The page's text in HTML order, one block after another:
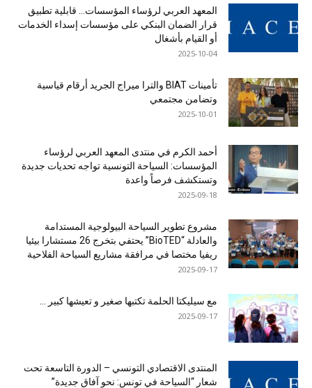
المعهد العربي لرؤساء المؤسسات… قابلية تطبيق
قرار الضمان البنكي على مؤسسات إسداء الخدمات
أو القيام بأشغال
2025-10-04
تأمينات BIAT والترا ميراج الجريد أرقام قياسية
وتضامن مجتمعي
2025-10-01
أحمد الكرم في منتدى المعهد العربي لرؤساء
المؤسسات: السياحة التونسية تواجه تحديات جديدة
وتستكشف فرصاً واعدة
2025-09-18
مشروع تطوير السياحة البيولوجية المستدامة
والعادلة “BioTED” يحتفي بتخرج 26 مستشارا بيئيا
ريفيا مختصا في مرافقة مشاريع السياحة الفلاحية
2025-09-17
مع سيليكتا الحلمة تكتبها صغير و تعيشها كبير …
2025-09-17
المنتدى الاقتصادي التونسي – الدورة التاسعة تحت
شعار “السياحة في تونس: نحو آفاق جديدة”